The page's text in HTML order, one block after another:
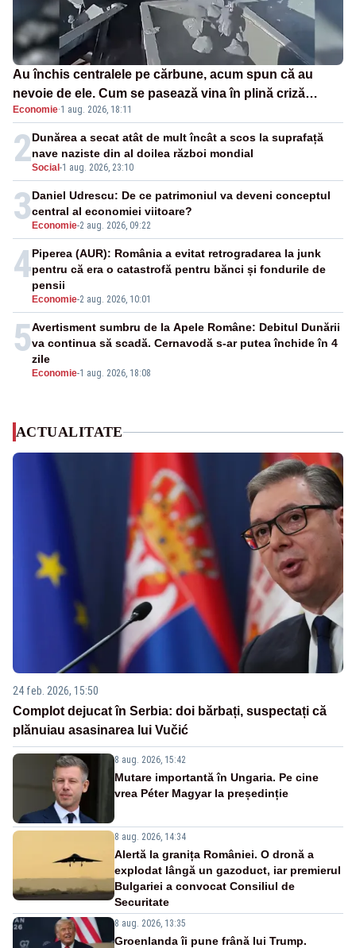
Au închis centralele pe cărbune, acum spun că au
nevoie de ele. Cum se pasează vina în plină criză
energetică
Economie·1 aug. 2026, 18:11
2Social -1 aug. 2026, 23:10
Dunărea a secat atât de mult încât a scos la suprafață
nave naziste din al doilea război mondial
3 Economie-2 aug. 2026, 09:22
Daniel Udrescu: De ce patrimoniul va deveni conceptul
central al economiei viitoare?
4
Economie-2 aug. 2026, 10:01
Piperea (AUR): România a evitat retrogradarea la junk
pentru că era o catastrofă pentru bănci și fondurile de
pensii
5
Economie-1 aug. 2026, 18:08
Avertisment sumbru de la Apele Române: Debitul Dunării
va continua să scadă. Cernavodă s-ar putea închide în 4
zile
ACTUALITATE
24 feb. 2026, 15:50
Complot dejucat în Serbia: doi bărbați, suspectați că
plănuiau asasinarea lui Vučić
8 aug. 2026, 15:42
Mutare importantă în Ungaria. Pe cine
vrea Péter Magyar la președinție
8 aug. 2026, 14:34
Alertă la granița României. O dronă a
explodat lângă un gazoduct, iar premierul
Bulgariei a convocat Consiliul de
Securitate
8 aug. 2026, 13:35
Groenlanda îi pune frână lui Trump.